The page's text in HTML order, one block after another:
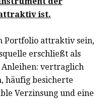
ist.
Portfolio attraktiv sein,
erschließt als
vertraglich
häufig besicherte
Verzinsung und eine